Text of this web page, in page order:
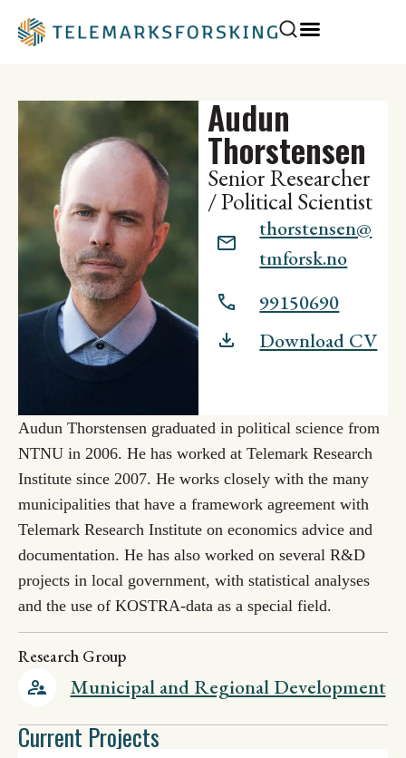
Audun
Thorstensen
Senior Researcher
/ Political Scientist
thorstensen@
tmforsk.no
99150690
Download CV
Audun Thorstensen graduated in political science from
NTNU in 2006. He has worked at Telemark Research
Institute since 2007. He works closely with the many
municipalities that have a framework agreement with
Telemark Research Institute on economics advice and
documentation. He has also worked on several R&D
projects in local government, with statistical analyses
and the use of KOSTRA-data as a special field.
Research Group
Municipal and Regional Development
Current Projects